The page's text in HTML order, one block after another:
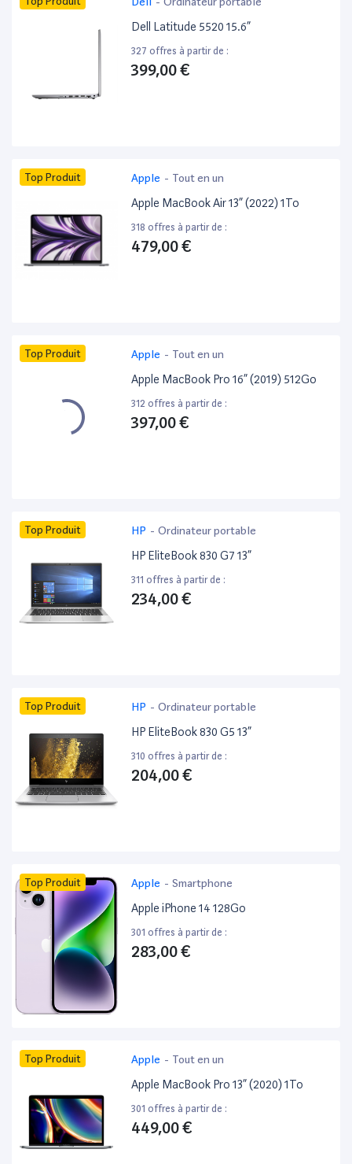
Dell Latitude 5520 15.6”
327 offres à partir de :
399,00 €
Top Produit Apple - Tout en un
Apple MacBook Air 13” (2022) 1To
318 offres à partir de :
479,00 €
Top Produit Apple - Tout en un
Apple MacBook Pro 16” (2019) 512Go
312 offres à partir de :
397,00 €
Top Produit HP - Ordinateur portable
HP EliteBook 830 G7 13”
311 offres à partir de :
234,00 €
Top Produit HP - Ordinateur portable
HP EliteBook 830 G5 13”
310 offres à partir de :
204,00 €
Top Produit Apple - Smartphone
Apple iPhone 14 128Go
301 offres à partir de :
283,00 €
Top Produit Apple - Tout en un
Apple MacBook Pro 13” (2020) 1To
301 offres à partir de :
449,00 €